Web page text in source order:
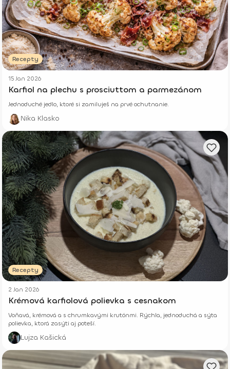
Recepty
15 Jan 2026
Karfiol na plechu s prosciuttom a parmezánom
Jednoduché jedlo, ktoré si zamiluješ na prvé ochutnanie.
Nika Klasko
Recepty
2 Jan 2026
Krémová karfiolová polievka s cesnakom
Voňavá, krémová a s chrumkavými krutónmi. Rýchla, jednoduchá a sýta
polievka, ktorá zasýti aj poteší.
Lujza Kašická